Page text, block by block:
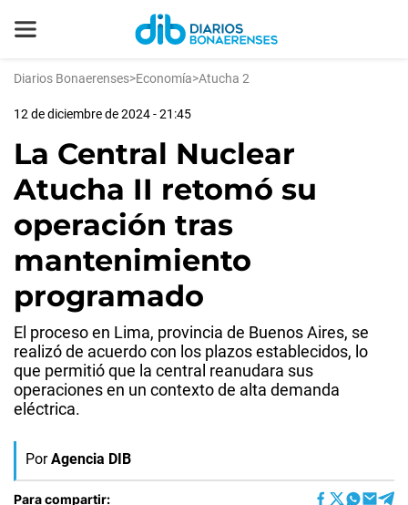
Diarios Bonaerenses>Economía>Atucha 2
12 de diciembre de 2024 - 21:45
La Central Nuclear
Atucha II retomó su
operación tras
mantenimiento
programado
El proceso en Lima, provincia de Buenos Aires, se
realizó de acuerdo con los plazos establecidos, lo
que permitió que la central reanudara sus
operaciones en un contexto de alta demanda
eléctrica.
Por Agencia DIB
Para compartir: